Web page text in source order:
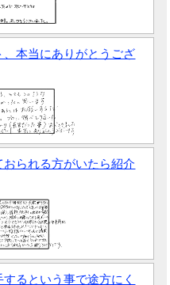
本当にありがとうござ
られる方がいたら紹介
るという事で途方にく